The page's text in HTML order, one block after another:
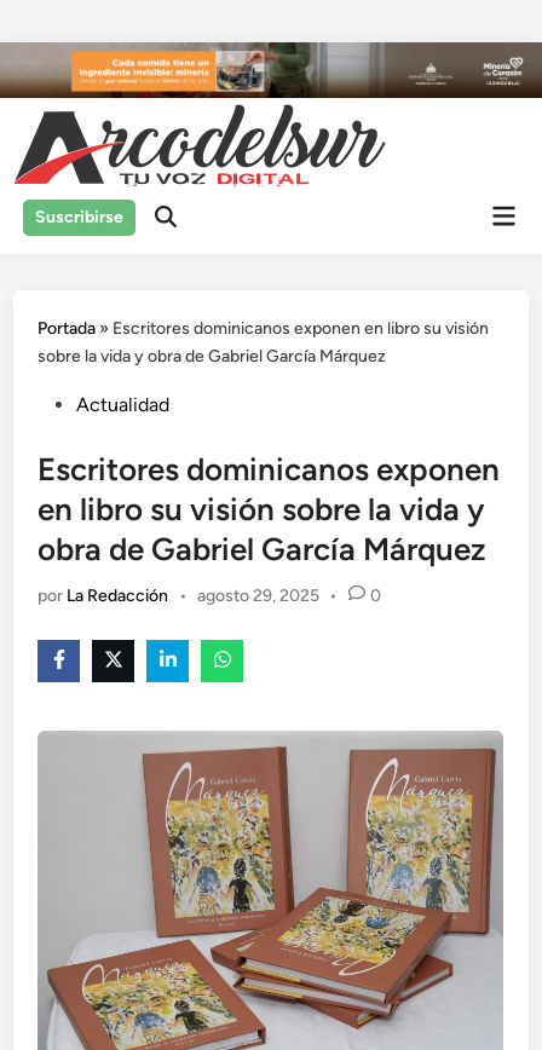
al
contenido
Suscribirse
Portada » Escritores dominicanos exponen en libro su visión
sobre la vida y obra de Gabriel García Márquez
Publicado
Actualidad
Escritores dominicanos exponen
en libro su visión sobre la vida y
obra de Gabriel García Márquez
por La Redacción • agosto 29, 2025 • 0